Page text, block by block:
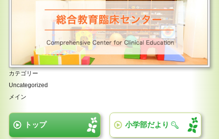
カテゴリー
Uncategorized
メイン
トップ 小学部だより